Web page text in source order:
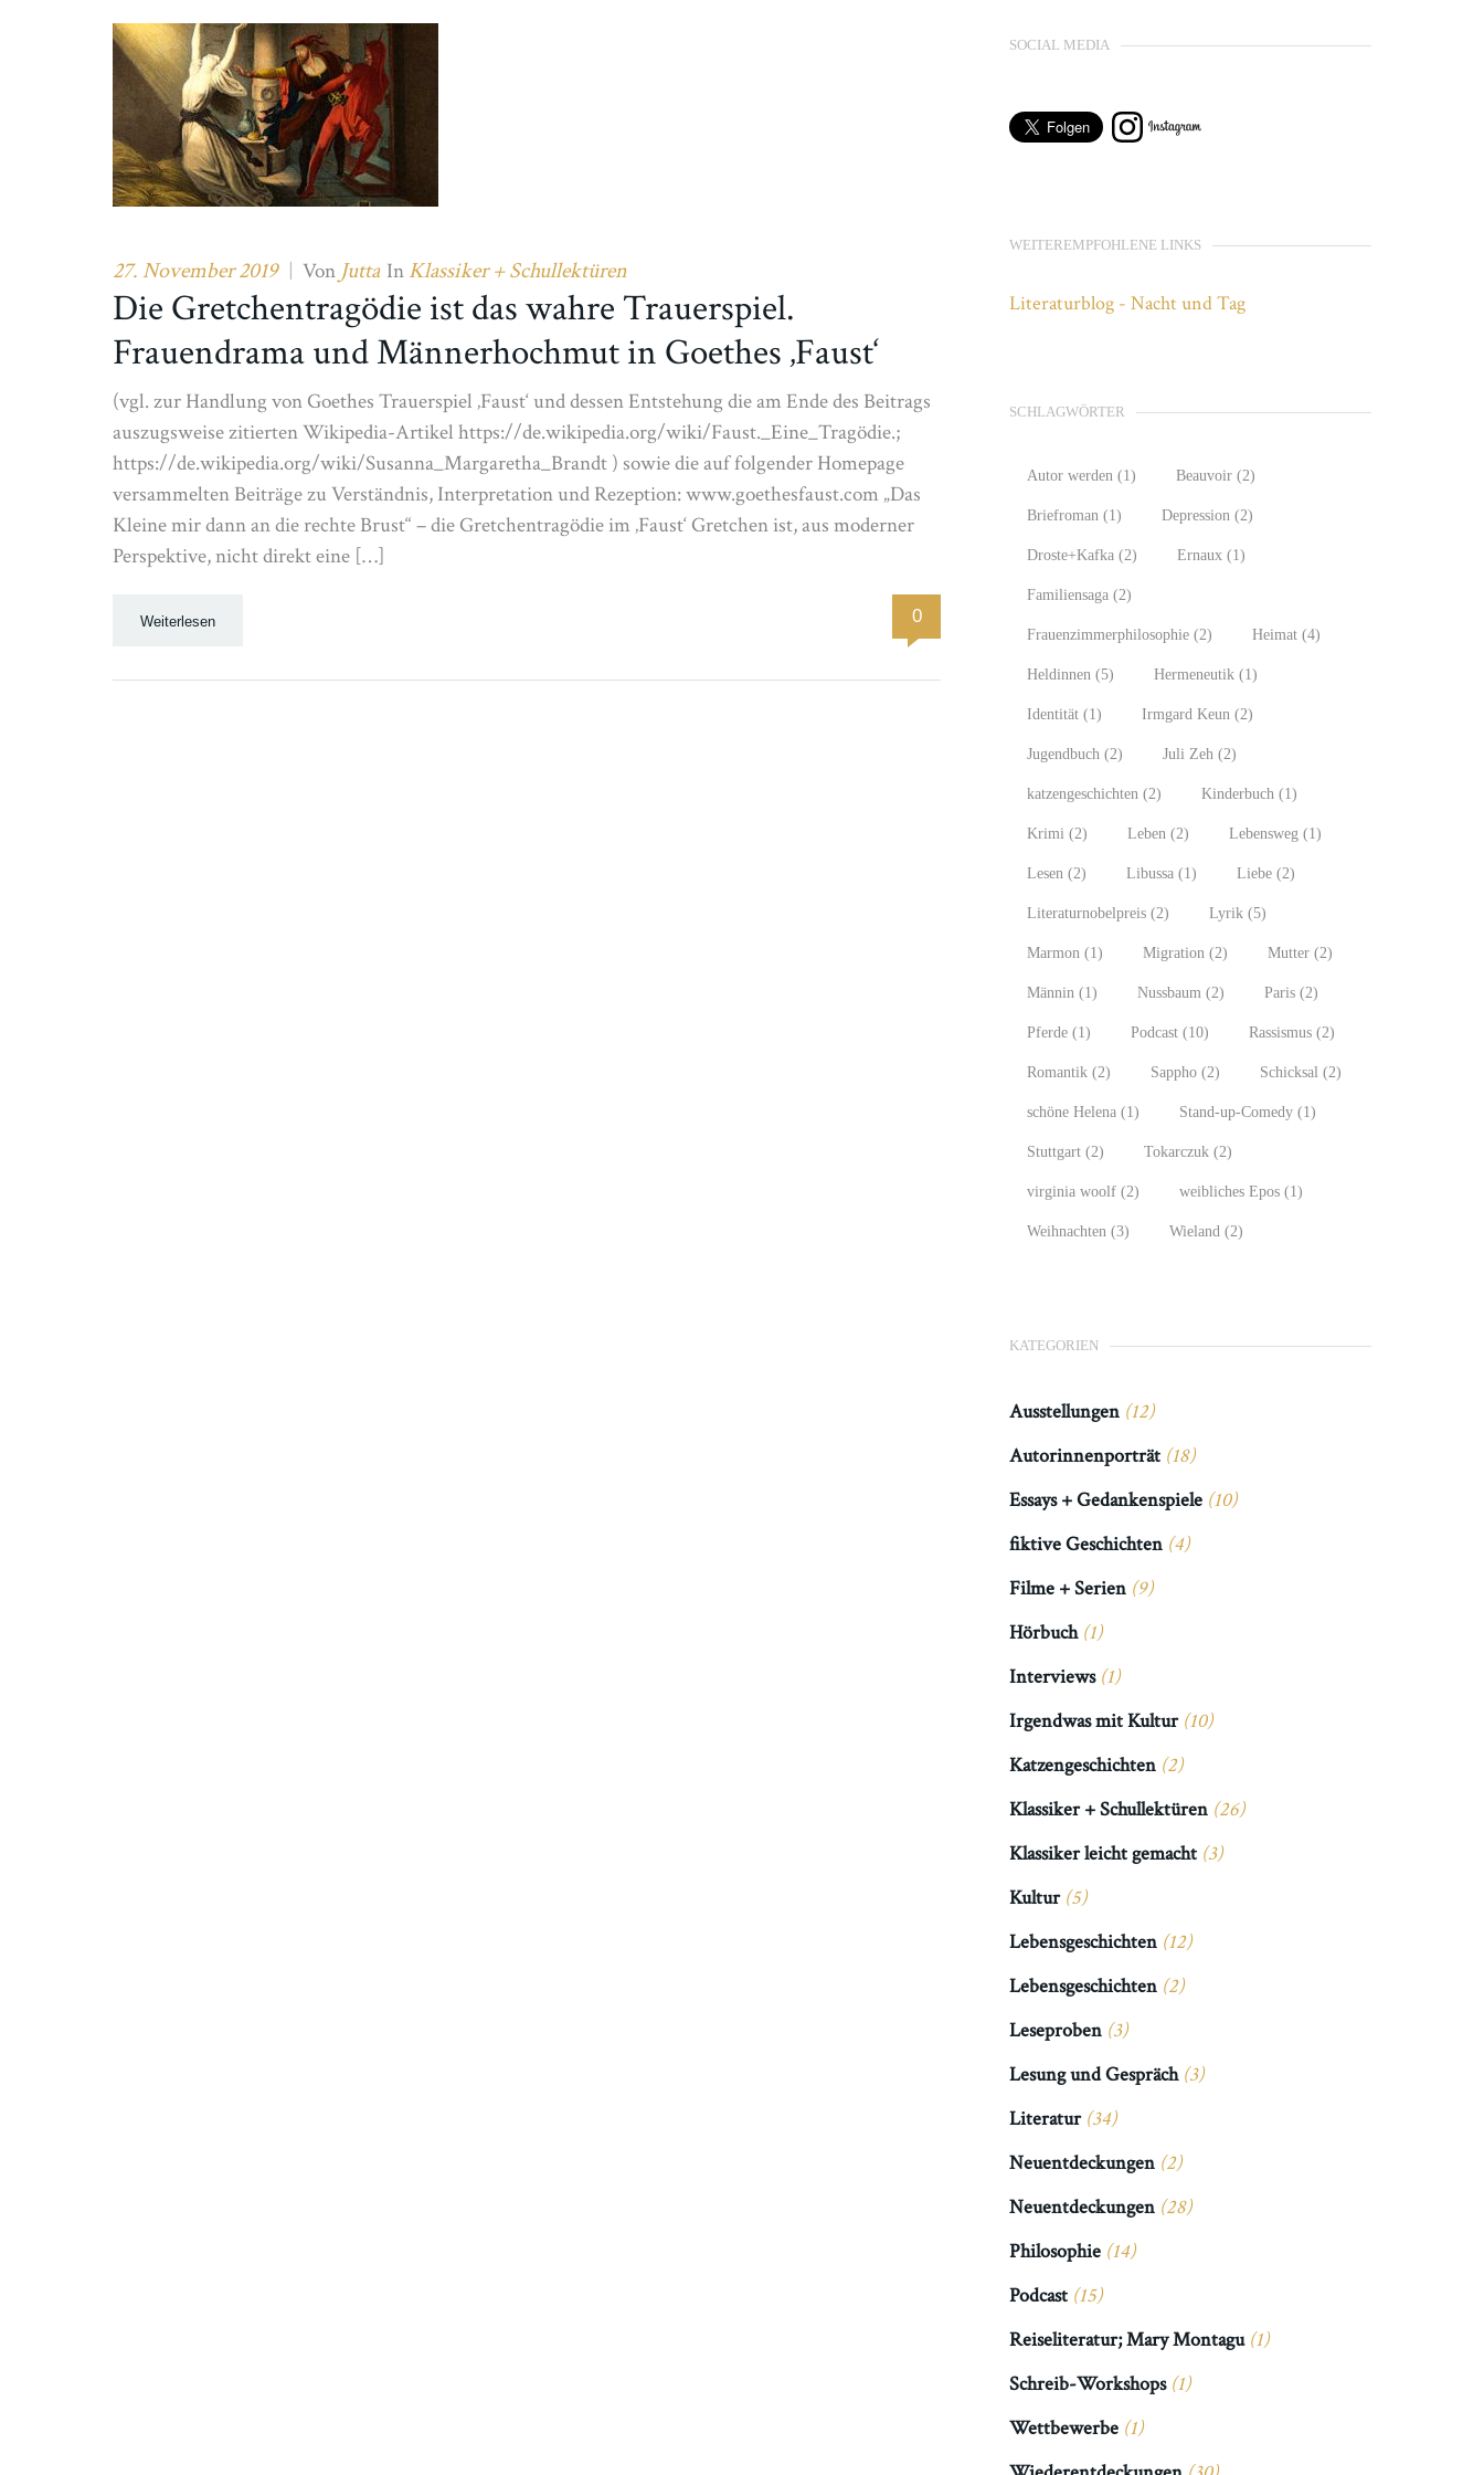
27. November 2019 | Von Jutta In Klassiker + Schullektüren
Die Gretchentragödie ist das wahre Trauerspiel.
Frauendrama und Männerhochmut in Goethes ‚Faust‘
(vgl. zur Handlung von Goethes Trauerspiel ‚Faust‘ und dessen Entstehung die am Ende des Beitrags
auszugsweise zitierten Wikipedia-Artikel https://de.wikipedia.org/wiki/Faust._Eine_Tragödie.;
https://de.wikipedia.org/wiki/Susanna_Margaretha_Brandt ) sowie die auf folgender Homepage
versammelten Beiträge zu Verständnis, Interpretation und Rezeption: www.goethesfaust.com „Das
Kleine mir dann an die rechte Brust“ – die Gretchentragödie im ‚Faust‘ Gretchen ist, aus moderner
Perspektive, nicht direkt eine […]
Weiterlesen 0
SOCIAL MEDIA
WEITEREMPFOHLENE LINKS
Literaturblog - Nacht und Tag
SCHLAGWÖRTER
Autor werden (1) Beauvoir (2)
Briefroman (1) Depression (2)
Droste+Kafka (2) Ernaux (1)
Familiensaga (2)
Frauenzimmerphilosophie (2) Heimat (4)
Heldinnen (5) Hermeneutik (1)
Identität (1) Irmgard Keun (2)
Jugendbuch (2) Juli Zeh (2)
katzengeschichten (2) Kinderbuch (1)
Krimi (2) Leben (2) Lebensweg (1)
Lesen (2) Libussa (1) Liebe (2)
Literaturnobelpreis (2) Lyrik (5)
Marmon (1) Migration (2) Mutter (2)
Männin (1) Nussbaum (2) Paris (2)
Pferde (1) Podcast (10) Rassismus (2)
Romantik (2) Sappho (2) Schicksal (2)
schöne Helena (1) Stand-up-Comedy (1)
Stuttgart (2) Tokarczuk (2)
virginia woolf (2) weibliches Epos (1)
Weihnachten (3) Wieland (2)
KATEGORIEN
Ausstellungen (12)
Autorinnenporträt (18)
Essays + Gedankenspiele (10)
fiktive Geschichten (4)
Filme + Serien (9)
Hörbuch(1)
Interviews(1)
Irgendwas mit Kultur(10)
Katzengeschichten (2)
Klassiker + Schullektüren (26)
Klassiker leicht gemacht (3)
Kultur(5)
Lebensgeschichten (12)
Lebensgeschichten (2)
Leseproben (3)
Lesung und Gespräch(3)
Literatur(34)
Neuentdeckungen (2)
Neuentdeckungen (28)
Philosophie (14)
Podcast (15)
Reiseliteratur; Mary Montagu(1)
Schreib-Workshops(1)
Wettbewerbe (1)